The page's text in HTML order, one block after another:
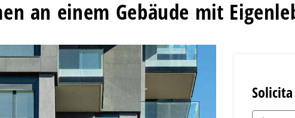
an einem Gebäude mit